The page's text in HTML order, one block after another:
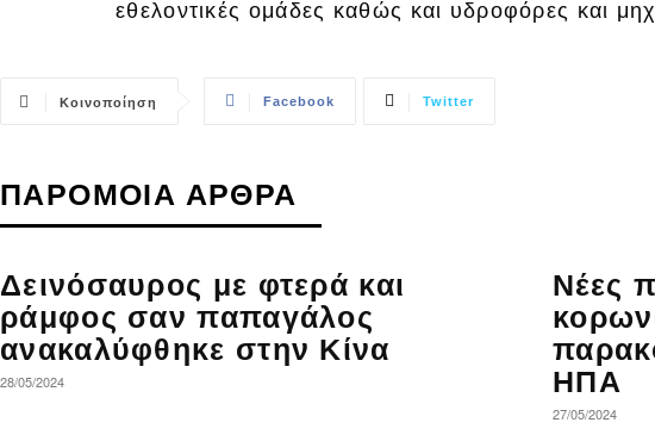
εθελοντικές ομάδες καθώς και υδροφόρες και
Κοινοποίηση Facebook Twitter
ΠΑΡΟΜΟΙΑ ΑΡΘΡΑ
Δεινόσαυρος με φτερά και
ράμφος σαν παπαγάλος
ανακαλύφθηκε στην Κίνα
28/05/2024
Νέες
ΗΠΑ
27/05/2024